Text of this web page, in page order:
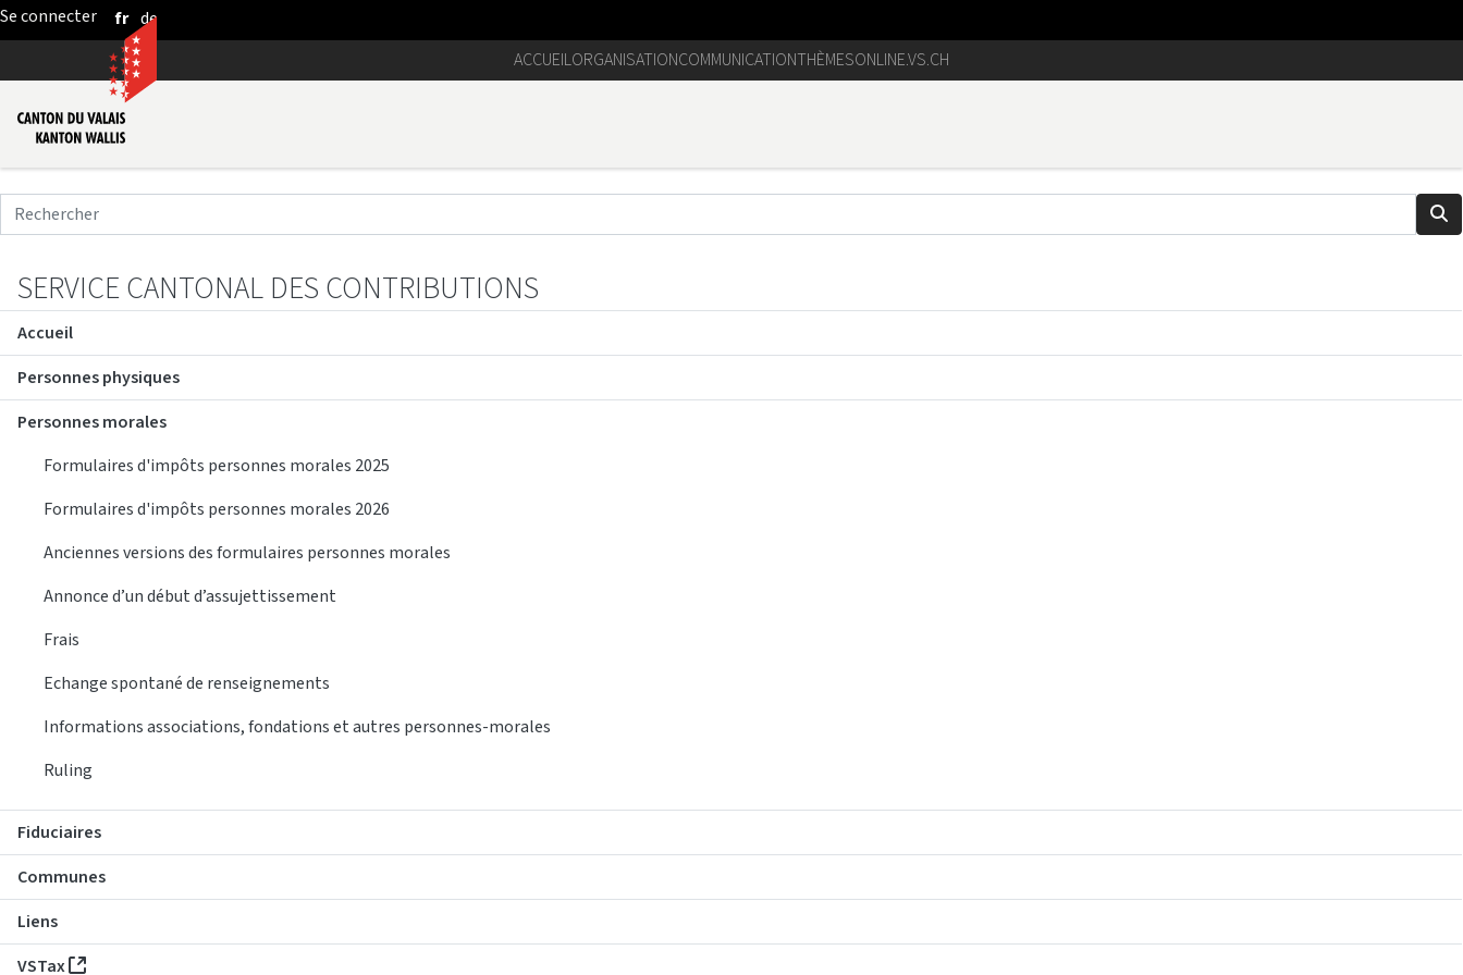
Saut au contenu principal
fr de
ACCUEILORGANISATIONCOMMUNICATIONTHÈMESONLINE.VS.CH
SERVICE CANTONAL DES CONTRIBUTIONS
Accueil
Personnes physiques
Personnes morales
Formulaires d'impôts personnes morales 2025
Formulaires d'impôts personnes morales 2026
Anciennes versions des formulaires personnes morales
Annonce d’un début d’assujettissement
Frais
Echange spontané de renseignements
Informations associations, fondations et autres personnes-morales
Ruling
Fiduciaires
Communes
Liens
VSTax